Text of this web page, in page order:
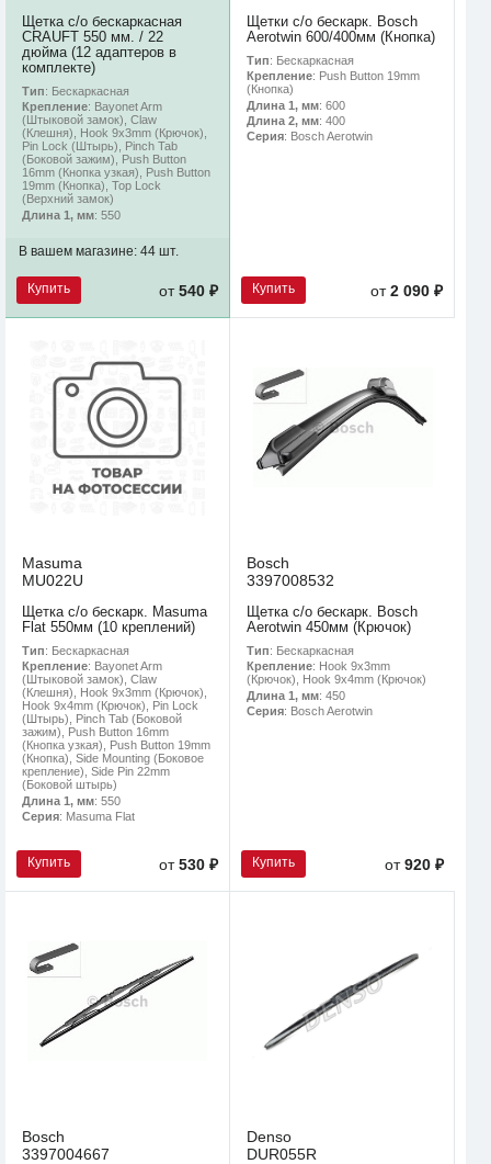
Щетка с/о бескаркасная
CRAUFT 550 мм. / 22
дюйма (12 адаптеров в
комплекте)
Тип: Бескаркасная
Крепление: Bayonet Arm
(Штыковой замок), Claw
(Клешня), Hook 9x3mm (Крючок),
Pin Lock (Штырь), Pinch Tab
(Боковой зажим), Push Button
16mm (Кнопка узкая), Push Button
19mm (Кнопка), Top Lock
(Верхний замок)
Длина 1, мм: 550
В вашем магазине: 44 шт.
Купить от540 ₽
Щетки с/о бескарк. Bosch
Aerotwin 600/400мм (Кнопка)
Тип: Бескаркасная
Крепление: Push Button 19mm
(Кнопка)
Длина 1, мм: 600
Длина 2, мм: 400
Серия: Bosch Aerotwin
Купить от2 090 ₽
Masuma
MU022U
Щетка с/о бескарк. Masuma
Flat 550мм (10 креплений)
Тип: Бескаркасная
Крепление: Bayonet Arm
(Штыковой замок), Claw
(Клешня), Hook 9x3mm (Крючок),
Hook 9x4mm (Крючок), Pin Lock
(Штырь), Pinch Tab (Боковой
зажим), Push Button 16mm
(Кнопка узкая), Push Button 19mm
(Кнопка), Side Mounting (Боковое
крепление), Side Pin 22mm
(Боковой штырь)
Длина 1, мм: 550
Серия: Masuma Flat
Купить от530 ₽
Bosch
3397008532
Щетка с/о бескарк. Bosch
Aerotwin 450мм (Крючок)
Тип: Бескаркасная
Крепление: Hook 9x3mm
(Крючок), Hook 9x4mm (Крючок)
Длина 1, мм: 450
Серия: Bosch Aerotwin
Купить от920 ₽
Bosch
3397004667
Denso
DUR055R